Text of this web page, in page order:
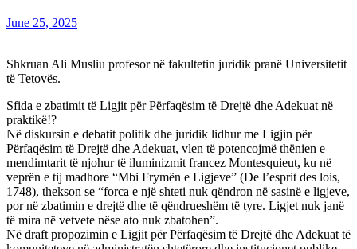
June 25, 2025
Shkruan Ali Musliu profesor në fakultetin juridik pranë Universitetit
të Tetovës.
Sfida e zbatimit të Ligjit për Përfaqësim të Drejtë dhe Adekuat në
praktikë!?
Në diskursin e debatit politik dhe juridik lidhur me Ligjin për
Përfaqësim të Drejtë dhe Adekuat, vlen të potencojmë thënien e
mendimtarit të njohur të iluminizmit francez Montesquieut, ku në
veprën e tij madhore “Mbi Frymën e Ligjeve” (De l’esprit des lois,
1748), thekson se “forca e një shteti nuk qëndron në sasinë e ligjeve,
por në zbatimin e drejtë dhe të qëndrueshëm të tyre. Ligjet nuk janë
të mira në vetvete nëse ato nuk zbatohen”.
Në draft propozimin e Ligjit për Përfaqësim të Drejtë dhe Adekuat të